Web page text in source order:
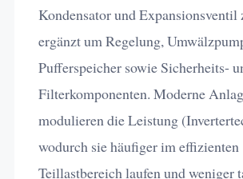
Kondensator und Expansionsventil
ergänzt um Regelung,
Pufferspeicher sowie Sicherheits-
Filterkomponenten. Moderne
modulieren die Leistung
wodurch sie häufiger im effizienten
Teillastbereich laufen und weniger